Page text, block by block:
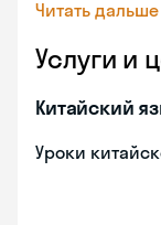
Читать дальше
Услуги и
Китайский
Уроки